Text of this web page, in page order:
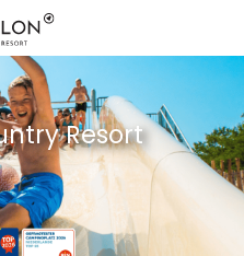
Resort